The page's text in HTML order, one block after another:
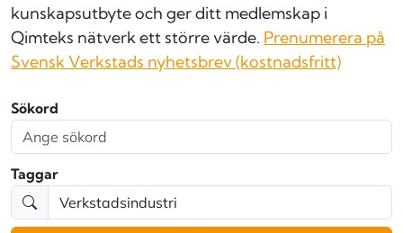
kunskapsutbyte och ger ditt medlemskap i
Qimteks nätverk ett större värde. Prenumerera på
Svensk Verkstads nyhetsbrev (kostnadsfritt)
Sökord
Taggar